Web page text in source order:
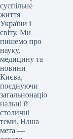
суспільне
життя
України і
світу. Ми
пишемо про
науку,
медицину та
новини
Києва,
поєднуючи
загальнонаціо
нальні й
столичні
теми. Наша
мета —